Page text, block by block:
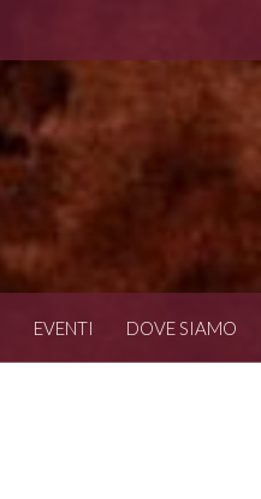
EVENTI DOVE SIAMO